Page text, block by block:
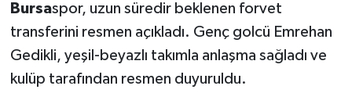
Bursaspor, uzun süredir beklenen forvet
transferini resmen açıkladı. Genç golcü Emrehan
Gedikli, yeşil-beyazlı takımla anlaşma sağladı ve
kulüp tarafından resmen duyuruldu.